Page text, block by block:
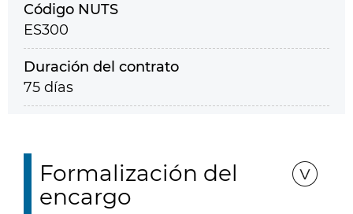
Código NUTS
ES300
Duración del contrato
75 días
Formalización del
encargo